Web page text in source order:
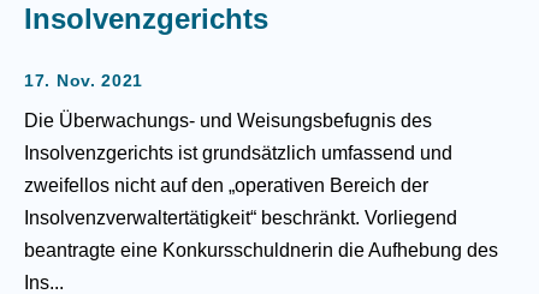
Insolvenzgerichts
17. Nov. 2021
Die Überwachungs- und Weisungsbefugnis des
Insolvenzgerichts ist grundsätzlich umfassend und
zweifellos nicht auf den „operativen Bereich der
Insolvenzverwaltertätigkeit“ beschränkt. Vorliegend
beantragte eine Konkursschuldnerin die Aufhebung des
Ins...